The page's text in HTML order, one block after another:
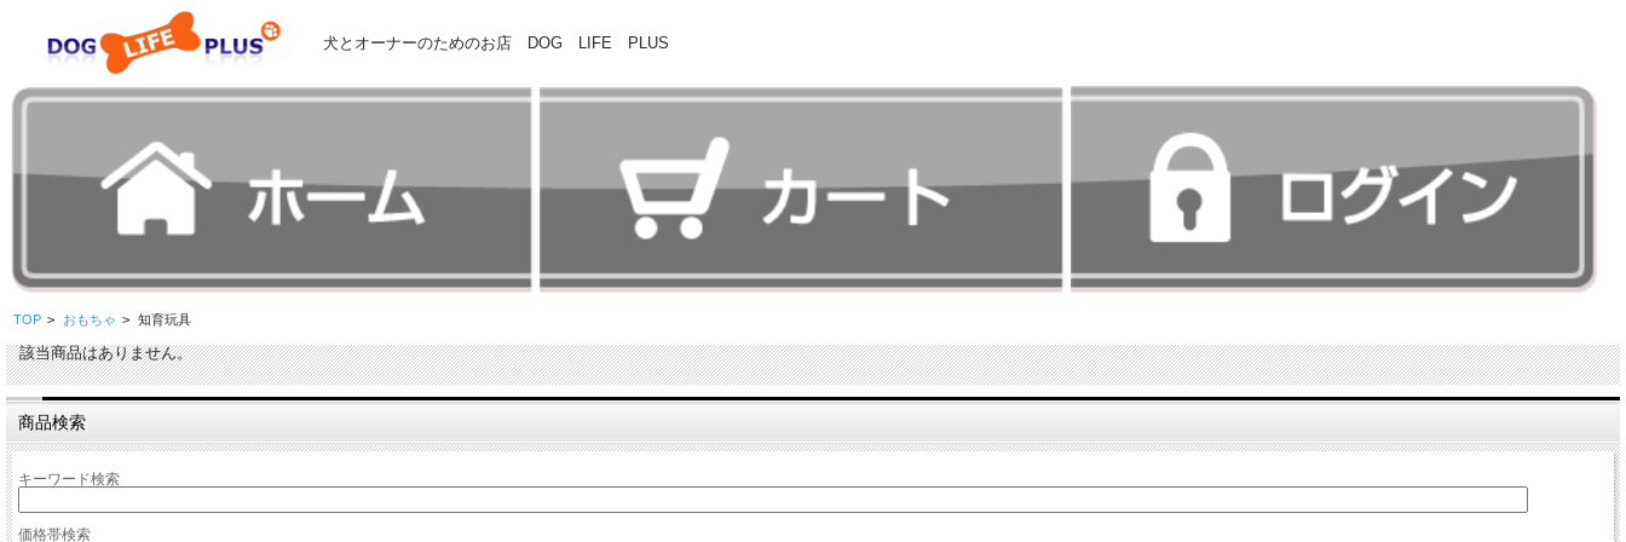
犬とオーナーのためのお店 DOG LIFE PLUS
TOP > おもちゃ > 知育玩具
該当商品はありません。
商品検索
キーワード検索
価格帯検索